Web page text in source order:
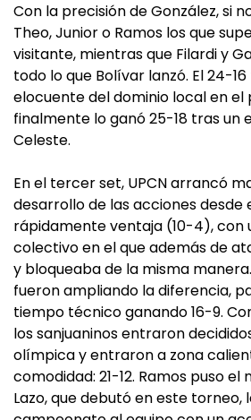
Con la precisión de González, si
Theo, Junior o Ramos los que
visitante, mientras que Filardi y
todo lo que Bolívar lanzó. El 24-
elocuente del dominio local en el
finalmente lo ganó 25-18 tras un
Celeste.
En el tercer set, UPCN arrancó
desarrollo de las acciones desde
rápidamente ventaja (10-4), con
colectivo en el que además de
y bloqueaba de la misma
fueron ampliando la diferencia,
tiempo técnico ganando 16-9.
los sanjuaninos entraron
olímpica y entraron a zona
comodidad: 21-12. Ramos puso
Lazo, que debutó en este torneo,